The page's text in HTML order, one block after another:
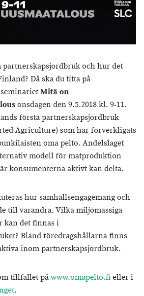
partnerskapsjordbruk och hur det
Då ska du titta på
Mitä on
onsdagen den 9.5.2018 kl. 9-11.
första partnerskapsjordbruk
Agriculture) som har förverkligats
oma pelto. Andelslaget
modell för matproduktion
konsumenterna aktivt kan delta.
hur samhällsengagemang och
till varandra. Vilka miljömässiga
kan det finnas i
Bland föredragshållarna finns
inom partnerskapsjordbruk.
tillfället påwww.omapelto.fieller i
.